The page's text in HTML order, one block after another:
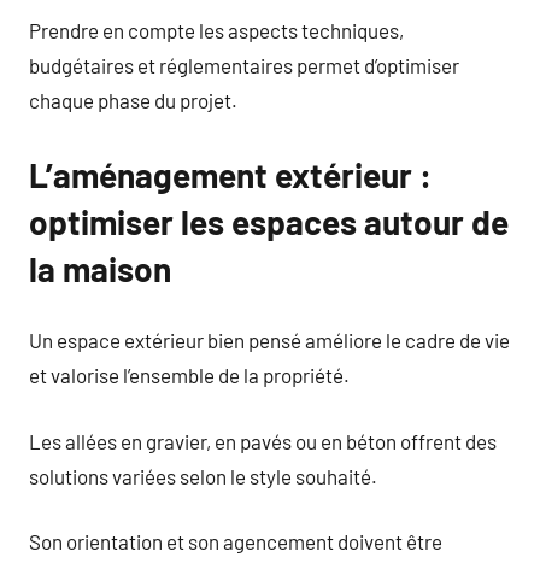
Prendre en compte les aspects techniques,
budgétaires et réglementaires permet d’optimiser
chaque phase du projet.
L’aménagement extérieur :
optimiser les espaces autour de
la maison
Un espace extérieur bien pensé améliore le cadre de vie
et valorise l’ensemble de la propriété.
Les allées en gravier, en pavés ou en béton offrent des
solutions variées selon le style souhaité.
Son orientation et son agencement doivent être